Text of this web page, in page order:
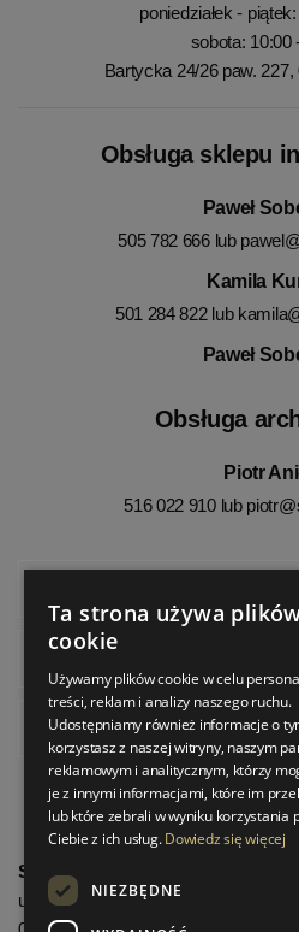
poniedziałek -
sobota: 10:00
Bartycka 24/26 paw.
Obsługa sklepu
Paweł
505 782 666 lub
Kamila
501 284 822 lub
Paweł
Obsługa
Piotr
516 022 910 lub
StrefaLuksusu.pl
ul. Bartycka 24/26 Pawilon 227
Ta strona używa
cookie
Używamy plików cookie w celu
treści, reklam i analizy naszego ruchu.
Udostępniamy również informacje o
korzystasz z naszej witryny, naszym
reklamowym i analitycznym, którzy
je z innymi informacjami, które im
lub które zebrali w wyniku korzystania
Ciebie z ich usług.Dowiedz się więcej
NIEZBĘDNE